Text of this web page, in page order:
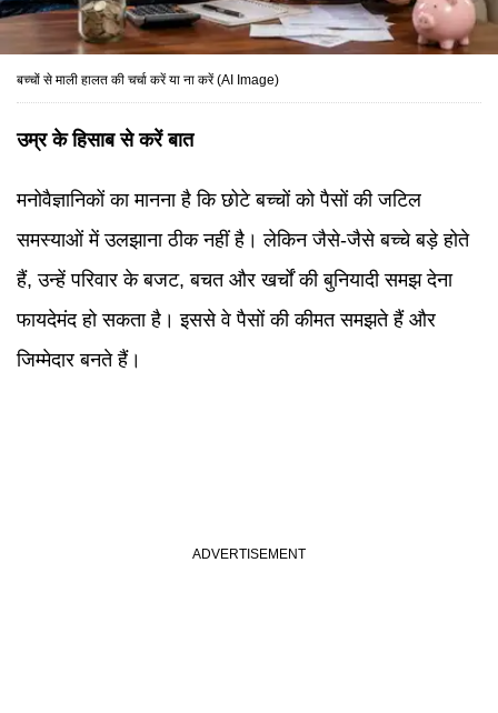
बच्चों से माली हालत की चर्चा करें या ना करें (AI Image)
उम्र के हिसाब से करें बात
मनोवैज्ञानिकों का मानना है कि छोटे बच्चों को पैसों की जटिल
समस्याओं में उलझाना ठीक नहीं है। लेकिन जैसे-जैसे बच्चे बड़े होते
हैं, उन्हें परिवार के बजट, बचत और खर्चों की बुनियादी समझ देना
फायदेमंद हो सकता है। इससे वे पैसों की कीमत समझते हैं और
जिम्मेदार बनते हैं।